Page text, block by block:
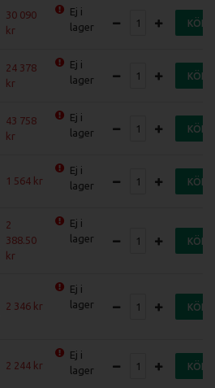
30 090
Ej i
lager
KÖP
24 378
Ej i
lager
KÖP
43 758
Ej i
lager
KÖP
1 564
Ej i
lager
KÖP
2
388.50
Ej i
lager
KÖP
2 346
Ej i
lager
KÖP
2 244
Ej i
lager
KÖP